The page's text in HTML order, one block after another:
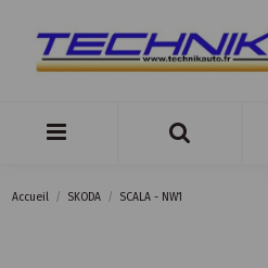
Accueil SKODA SCALA - NW1